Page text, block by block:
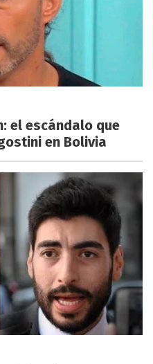
el escándalo que
en Bolivia